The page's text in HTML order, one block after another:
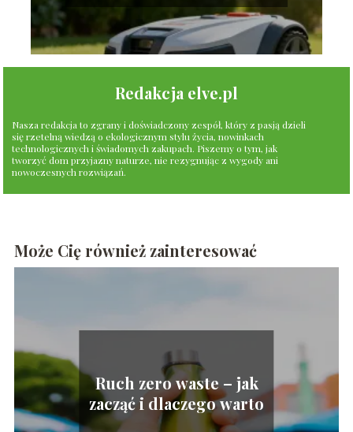
Redakcja elve.pl
Nasza redakcja to zgrany i doświadczony zespół, który z pasją dzieli
się rzetelną wiedzą o ekologicznym stylu życia, nowinkach
technologicznych i świadomych zakupach. Piszemy o tym, jak
tworzyć dom przyjazny naturze, nie rezygnując z wygody ani
nowoczesnych rozwiązań.
Może Cię również zainteresować
Ruch zero waste – jak
zacząć i dlaczego warto